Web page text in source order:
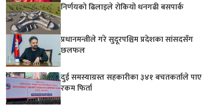
निर्णयको ढिलाइले रोकियो धनगढी बसपार्क
प्रधानमन्त्रीले गरे सुदूरपश्चिम प्रदेशका सांसदसँग
छलफल
दुई समस्याग्रस्त सहकारीका ३४१ बचतकर्ताले पाए
रकम फिर्ता